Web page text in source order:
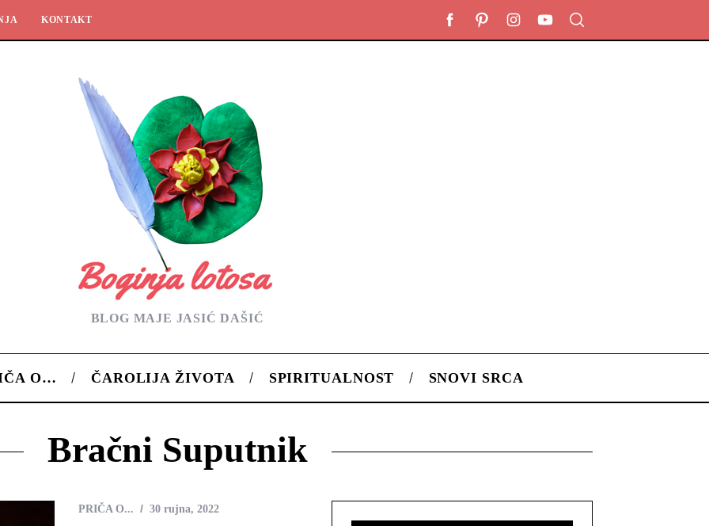
KONTAKT
BLOG MAJE JASIĆ DAŠIĆ
O… ČAROLIJA ŽIVOTA SPIRITUALNOST SNOVI SRCA
Bračni Suputnik
PRIČA O... 30 rujna, 2022